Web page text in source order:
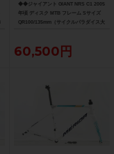
◆◆ジャイアント GIANT NRS C1 2005
年頃 ディスク MTB フレーム Sサイズ
QR100/135mm（サイクルパラダイス大
60,500円